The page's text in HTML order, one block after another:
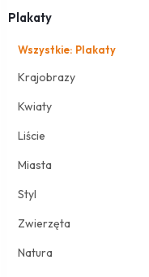
Plakaty
Wszystkie: Plakaty
Krajobrazy
Kwiaty
Liście
Miasta
Styl
Zwierzęta
Natura